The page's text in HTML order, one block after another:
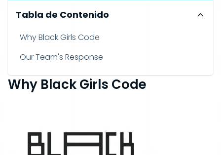
Tabla de Contenido
Why Black Girls Code
Our Team's Response
Why Black Girls Code